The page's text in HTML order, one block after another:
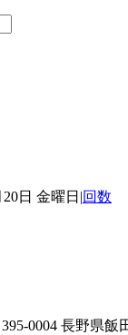
日 金曜日 |回数
0004 長野県飯